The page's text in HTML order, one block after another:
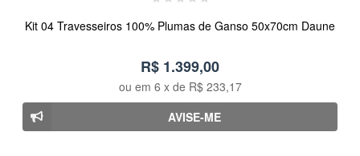
Kit 04 Travesseiros 100% Plumas de Ganso 50x70cm Daune
R$ 1.399,00
ou em 6 x de R$ 233,17
AVISE-ME